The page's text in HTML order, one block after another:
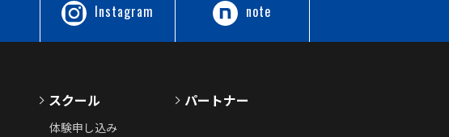
Instagram note
スクール
体験申し込み
パートナー